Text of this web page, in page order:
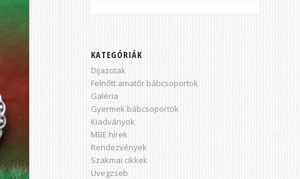
KATEGÓRIÁK
Dijazotak
Felnőtt amatőr bábcsoportok
Galéria
Gyermek bábcsoportok
Kiadványok
MBE hírek
Rendezvények
Szakmai cikkek
Üvegzseb